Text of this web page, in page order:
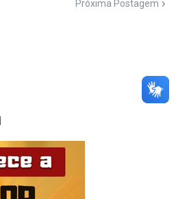
Próxima Postagem